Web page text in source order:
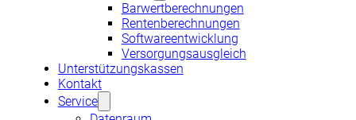
Barwertberechnungen
Rentenberechnungen
Softwareentwicklung
Versorgungsausgleich
Unterstützungskassen
Kontakt
Service